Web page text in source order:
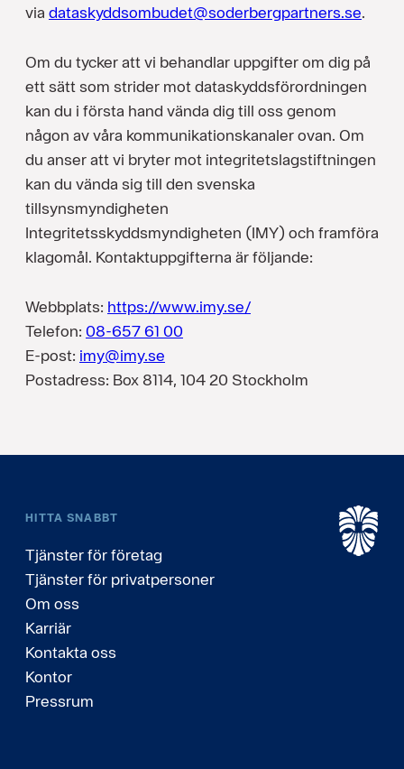
via dataskyddsombudet@soderbergpartners.se.
Om du tycker att vi behandlar uppgifter om dig på
ett sätt som strider mot dataskyddsförordningen
kan du i första hand vända dig till oss genom
någon av våra kommunikationskanaler ovan. Om
du anser att vi bryter mot integritetslagstiftningen
kan du vända sig till den svenska
tillsynsmyndigheten
Integritetsskyddsmyndigheten (IMY) och framföra
klagomål. Kontaktuppgifterna är följande:
Webbplats: https://www.imy.se/
Telefon: 08-657 61 00
E-post: imy@imy.se
Postadress: Box 8114, 104 20 Stockholm
HITTA SNABBT
Tjänster för företag
Tjänster för privatpersoner
Om oss
Karriär
Kontakta oss
Kontor
Pressrum